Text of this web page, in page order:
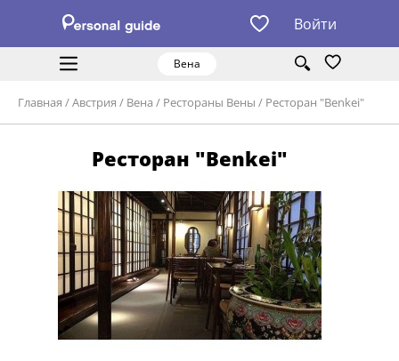
Войти
Вена
Главная /Австрия / Вена / Рестораны Вены / Ресторан "Benkei"
Ресторан "Benkei"